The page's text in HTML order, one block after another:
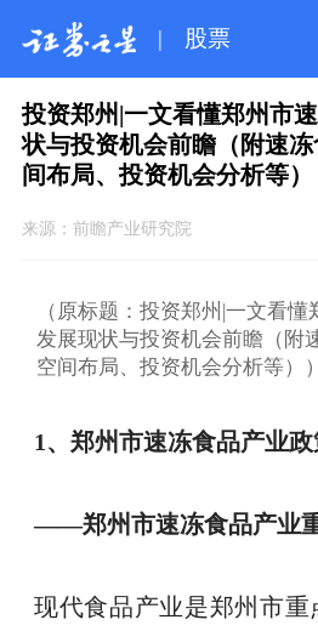
| 股票
投资郑州|一文看懂郑州市
状与投资机会前瞻（附速
间布局、投资机会分析等）
来源： 前瞻产业研究院
（原标题：投资郑州|一文看
发展现状与投资机会前瞻（附
空间布局、投资机会分析等））
1、郑州市速冻食品产业
——郑州市速冻食品产业
现代食品产业是郑州市重